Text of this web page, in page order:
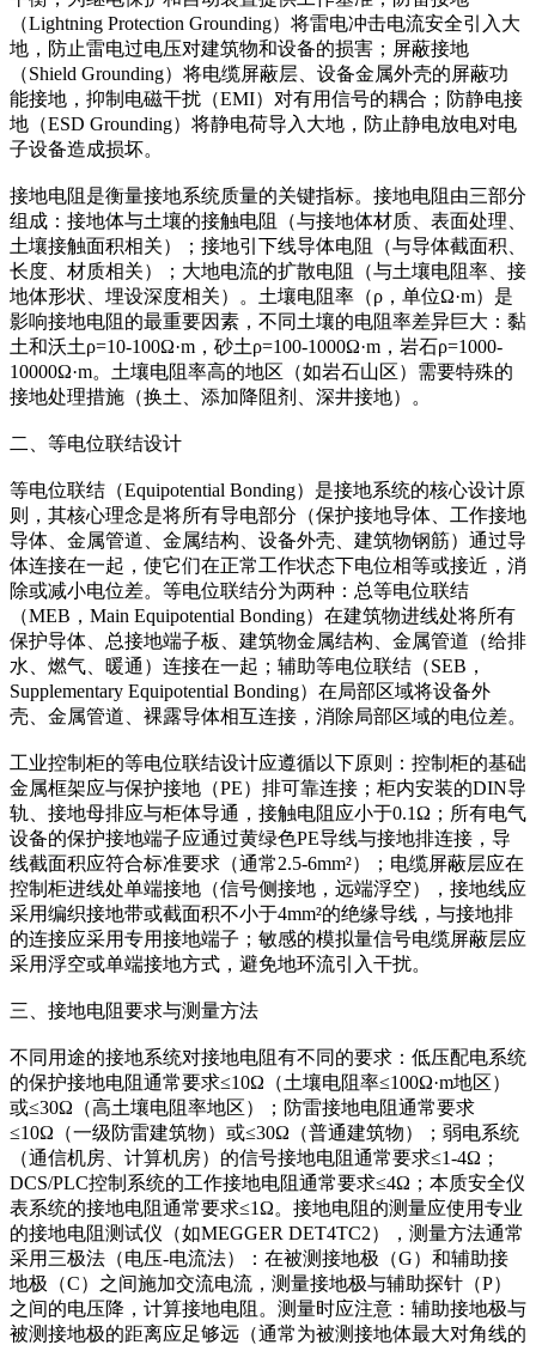
（Lightning Protection Grounding）将雷电冲击电流安全引入大
地，防止雷电过电压对建筑物和设备的损害；屏蔽接地
（Shield Grounding）将电缆屏蔽层、设备金属外壳的屏蔽功
能接地，抑制电磁干扰（EMI）对有用信号的耦合；防静电接
地（ESD Grounding）将静电荷导入大地，防止静电放电对电
子设备造成损坏。
接地电阻是衡量接地系统质量的关键指标。接地电阻由三部分
组成：接地体与土壤的接触电阻（与接地体材质、表面处理、
土壤接触面积相关）；接地引下线导体电阻（与导体截面积、
长度、材质相关）；大地电流的扩散电阻（与土壤电阻率、接
地体形状、埋设深度相关）。土壤电阻率（ρ，单位Ω·m）是
影响接地电阻的最重要因素，不同土壤的电阻率差异巨大：黏
土和沃土ρ=10-100Ω·m，砂土ρ=100-1000Ω·m，岩石ρ=1000-
10000Ω·m。土壤电阻率高的地区（如岩石山区）需要特殊的
接地处理措施（换土、添加降阻剂、深井接地）。
二、等电位联结设计
等电位联结（Equipotential Bonding）是接地系统的核心设计原
则，其核心理念是将所有导电部分（保护接地导体、工作接地
导体、金属管道、金属结构、设备外壳、建筑物钢筋）通过导
体连接在一起，使它们在正常工作状态下电位相等或接近，消
除或减小电位差。等电位联结分为两种：总等电位联结
（MEB，Main Equipotential Bonding）在建筑物进线处将所有
保护导体、总接地端子板、建筑物金属结构、金属管道（给排
水、燃气、暖通）连接在一起；辅助等电位联结（SEB，
Supplementary Equipotential Bonding）在局部区域将设备外
壳、金属管道、裸露导体相互连接，消除局部区域的电位差。
工业控制柜的等电位联结设计应遵循以下原则：控制柜的基础
金属框架应与保护接地（PE）排可靠连接；柜内安装的DIN导
轨、接地母排应与柜体导通，接触电阻应小于0.1Ω；所有电气
设备的保护接地端子应通过黄绿色PE导线与接地排连接，导
线截面积应符合标准要求（通常2.5-6mm²）；电缆屏蔽层应在
控制柜进线处单端接地（信号侧接地，远端浮空），接地线应
采用编织接地带或截面积不小于4mm²的绝缘导线，与接地排
的连接应采用专用接地端子；敏感的模拟量信号电缆屏蔽层应
采用浮空或单端接地方式，避免地环流引入干扰。
三、接地电阻要求与测量方法
不同用途的接地系统对接地电阻有不同的要求：低压配电系统
的保护接地电阻通常要求≤10Ω（土壤电阻率≤100Ω·m地区）
或≤30Ω（高土壤电阻率地区）；防雷接地电阻通常要求
≤10Ω（一级防雷建筑物）或≤30Ω（普通建筑物）；弱电系统
（通信机房、计算机房）的信号接地电阻通常要求≤1-4Ω；
DCS/PLC控制系统的工作接地电阻通常要求≤4Ω；本质安全仪
表系统的接地电阻通常要求≤1Ω。接地电阻的测量应使用专业
的接地电阻测试仪（如MEGGER DET4TC2），测量方法通常
采用三极法（电压-电流法）：在被测接地极（G）和辅助接
地极（C）之间施加交流电流，测量接地极与辅助探针（P）
之间的电压降，计算接地电阻。测量时应注意：辅助接地极与
被测接地极的距离应足够远（通常为被测接地体最大对角线的